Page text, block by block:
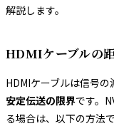
解説します。
HDMIケーブルの
HDMIケーブルは信号の
安定伝送の限界です。
る場合は、以下の方法